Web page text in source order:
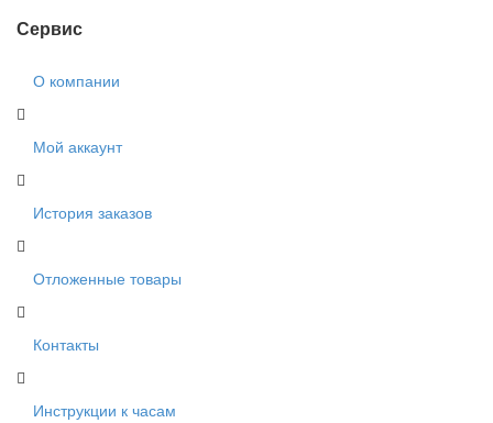
Сервис
О компании
Мой аккаунт
История заказов
Отложенные товары
Контакты
Инструкции к часам